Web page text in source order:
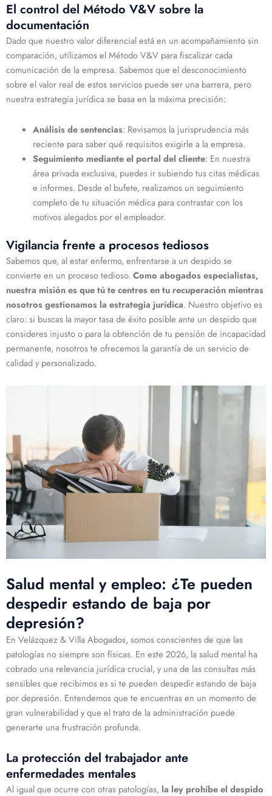
El control del Método V&V sobre la
documentación
Dado que nuestro valor diferencial está en un acompañamiento sin
comparación, utilizamos el Método V&V para fiscalizar cada
comunicación de la empresa. Sabemos que el desconocimiento
sobre el valor real de estos servicios puede ser una barrera, pero
nuestra estrategia jurídica se basa en la máxima precisión:
Análisis de sentencias: Revisamos la jurisprudencia más
reciente para saber qué requisitos exigirle a la empresa.
Seguimiento mediante el portal del cliente: En nuestra
área privada exclusiva, puedes ir subiendo tus citas médicas
e informes. Desde el bufete, realizamos un seguimiento
completo de tu situación médica para contrastar con los
motivos alegados por el empleador.
Vigilancia frente a procesos tediosos
Sabemos que, al estar enfermo, enfrentarse a un despido se
convierte en un proceso tedioso. Como abogados especialistas,
nuestra misión es que tú te centres en tu recuperación mientras
nosotros gestionamos la estrategia jurídica. Nuestro objetivo es
claro: si buscas la mayor tasa de éxito posible ante un despido que
consideres injusto o para la obtención de tu pensión de incapacidad
permanente, nosotros te ofrecemos la garantía de un servicio de
calidad y personalizado.
Salud mental y empleo: ¿Te pueden
despedir estando de baja por
depresión?
En Velázquez & Villa Abogados, somos conscientes de que las
patologías no siempre son físicas. En este 2026, la salud mental ha
cobrado una relevancia jurídica crucial, y una de las consultas más
sensibles que recibimos es si te pueden despedir estando de baja
por depresión. Entendemos que te encuentras en un momento de
gran vulnerabilidad y que el trato de la administración puede
generarte una frustración profunda.
La protección del trabajador ante
enfermedades mentales
Al igual que ocurre con otras patologías, la ley prohíbe el despido